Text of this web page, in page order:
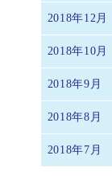
2018年12月
2018年10月
2018年9月
2018年8月
2018年7月